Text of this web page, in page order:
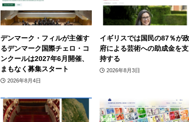
デンマーク・フィルが主催す
るデンマーク国際チェロ・コ
ンクールは2027年6月開催、
まもなく募集スタート
2026年8月4日
イギリスでは国民の87％が政
府による芸術への助成金を支
持する
2026年8月3日